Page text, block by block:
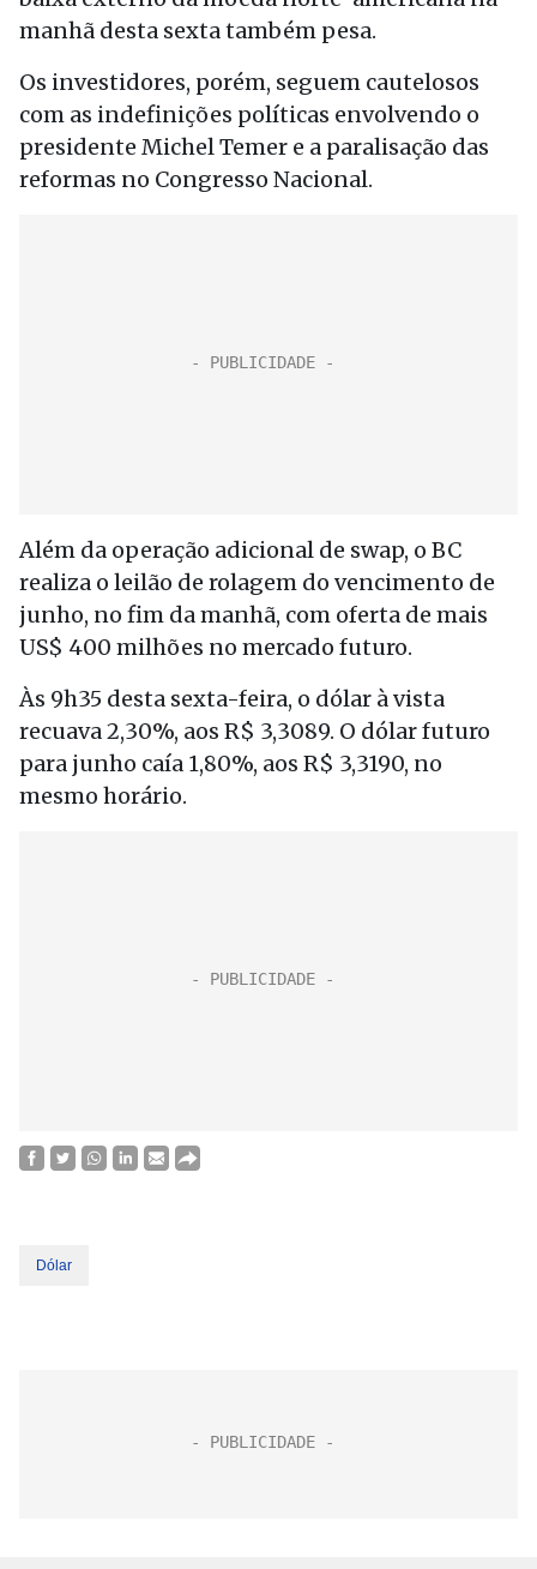
manhã desta sexta também pesa.
Os investidores, porém, seguem cautelosos
com as indefinições políticas envolvendo o
presidente Michel Temer e a paralisação das
reformas no Congresso Nacional.
Além da operação adicional de swap, o BC
realiza o leilão de rolagem do vencimento de
junho, no fim da manhã, com oferta de mais
US$ 400 milhões no mercado futuro.
Às 9h35 desta sexta-feira, o dólar à vista
recuava 2,30%, aos R$ 3,3089. O dólar futuro
para junho caía 1,80%, aos R$ 3,3190, no
mesmo horário.
Dólar